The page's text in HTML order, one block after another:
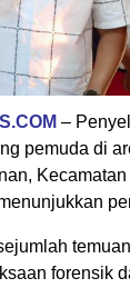
–
pemuda di
forensik